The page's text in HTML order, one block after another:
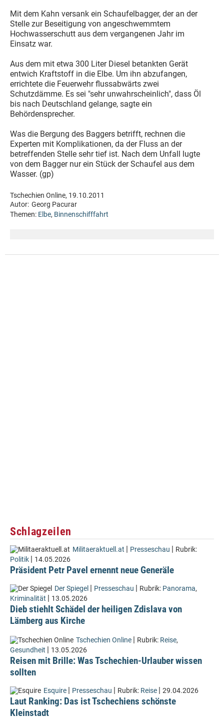
Mit dem Kahn versank ein Schaufelbagger, der an der
Stelle zur Beseitigung von angeschwemmtem
Hochwasserschutt aus dem vergangenen Jahr im
Einsatz war.
Aus dem mit etwa 300 Liter Diesel betankten Gerät
entwich Kraftstoff in die Elbe. Um ihn abzufangen,
errichtete die Feuerwehr flussabwärts zwei
Schutzdämme. Es sei "sehr unwahrscheinlich", dass Öl
bis nach Deutschland gelange, sagte ein
Behördensprecher.
Was die Bergung des Baggers betrifft, rechnen die
Experten mit Komplikationen, da der Fluss an der
betreffenden Stelle sehr tief ist. Nach dem Unfall lugte
von dem Bagger nur ein Stück der Schaufel aus dem
Wasser. (gp)
Tschechien Online, 19.10.2011
Autor: Georg Pacurar
Themen: Elbe, Binnenschifffahrt
Schlagzeilen
Militaeraktuell.at | Presseschau | Rubrik:
Politik | 14.05.2026
Präsident Petr Pavel ernennt neue Generäle
Der Spiegel | Presseschau | Rubrik: Panorama,
Kriminalität | 13.05.2026
Dieb stiehlt Schädel der heiligen Zdislava von
Lämberg aus Kirche
Tschechien Online | Rubrik: Reise,
Gesundheit | 13.05.2026
Reisen mit Brille: Was Tschechien-Urlauber wissen
sollten
Esquire | Presseschau | Rubrik: Reise | 29.04.2026
Laut Ranking: Das ist Tschechiens schönste
Kleinstadt